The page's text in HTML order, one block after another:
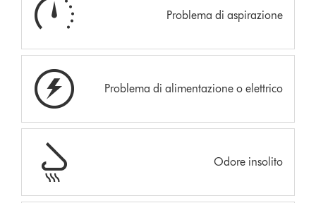
Problema di aspirazione
Problema di alimentazione o elettrico
Odore insolito